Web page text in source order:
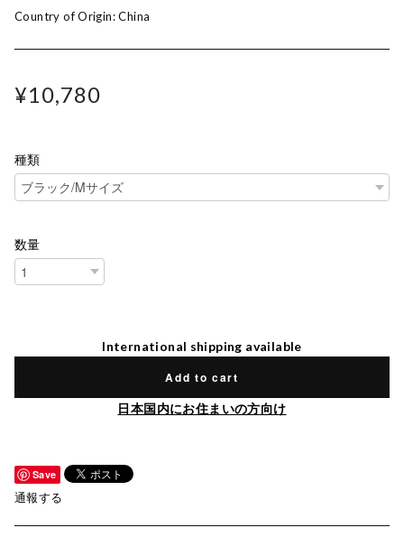
Country of Origin: China
¥10,780
種類
数量
International shipping available
Add to cart
日本国内にお住まいの方向け
Save
通報する